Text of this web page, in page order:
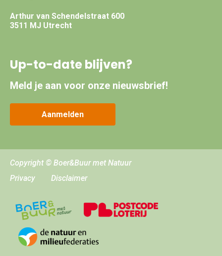
Arthur van Schendelstraat 600
3511 MJ Utrecht
Up-to-date blijven?
Meld je aan voor onze nieuwsbrief!
Aanmelden
Copyright © Boer&Buur met Natuur
Privacy
Disclaimer